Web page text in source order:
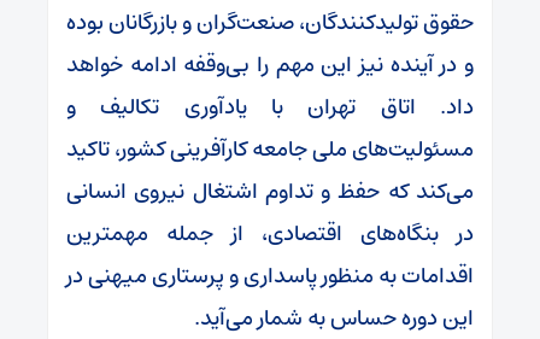
حقوق تولیدکنندگان، صنعت‌گران و بازرگانان بوده
و در آینده نیز این مهم را بی‌وقفه ادامه خواهد
داد. اتاق تهران با یادآوری تکالیف و
مسئولیت‌های ملی جامعه کارآفرینی کشور، تاکید
می‌کند که حفظ و تداوم اشتغال نیروی انسانی
در بنگاه‌های اقتصادی، از جمله مهمترین
اقدامات به منظور پاسداری و پرستاری میهنی در
این دوره حساس به شمار می‌آید.